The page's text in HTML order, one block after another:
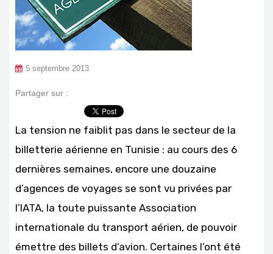
5 septembre 2013
Partager sur :
La tension ne faiblit pas dans le secteur de la
billetterie aérienne en Tunisie : au cours des 6
dernières semaines, encore une douzaine
d’agences de voyages se sont vu privées par
l’IATA, la toute puissante Association
internationale du transport aérien, de pouvoir
émettre des billets d’avion. Certaines l’ont été